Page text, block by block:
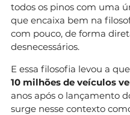
todos os pinos com uma
que encaixa bem na
com pouco, de forma
desnecessários.
E essa filosofia levou a
10 milhões de veículos
anos após o lançamento
surge nesse contexto